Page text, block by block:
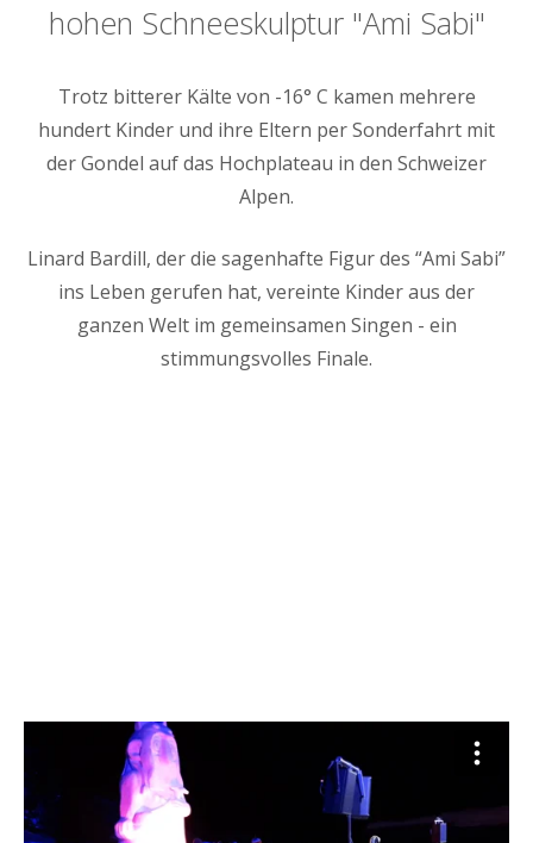
hohen Schneeskulptur "Ami Sabi"
Trotz bitterer Kälte von -16° C kamen mehrere
hundert Kinder und ihre Eltern per Sonderfahrt mit
der Gondel auf das Hochplateau in den Schweizer
Alpen.
Linard Bardill, der die sagenhafte Figur des “Ami Sabi”
ins Leben gerufen hat, vereinte Kinder aus der
ganzen Welt im gemeinsamen Singen - ein
stimmungsvolles Finale.